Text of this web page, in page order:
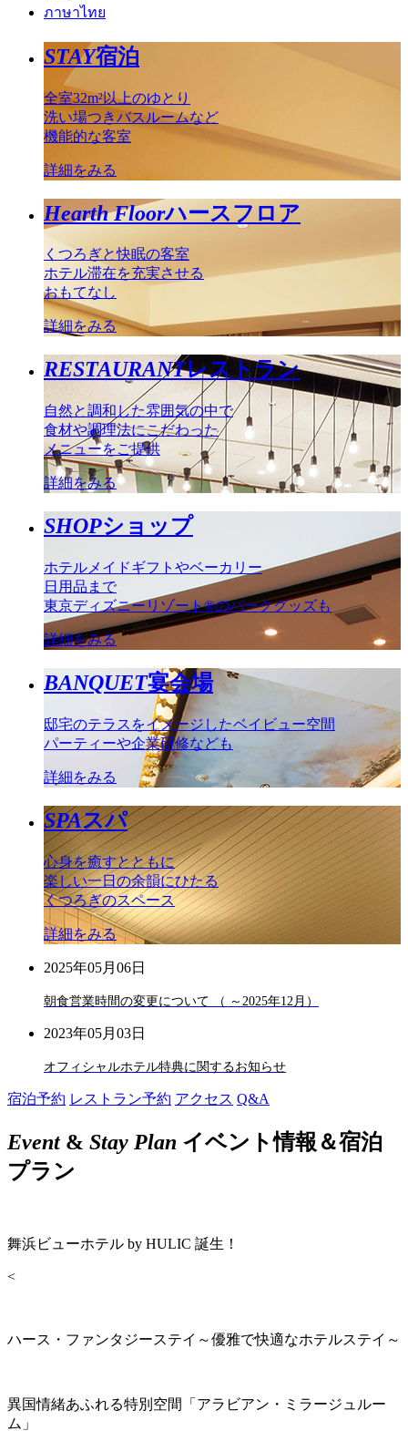
ภาษาไทย
STAY宿泊
全室32m²以上のゆとり
洗い場つきバスルームなど
機能的な客室
詳細をみる
Hearth Floorハースフロア
くつろぎと快眠の客室
ホテル滞在を充実させる
おもてなし
詳細をみる
RESTAURANTレストラン
自然と調和した雰囲気の中で
食材や調理法にこだわった
メニューをご提供
詳細をみる
SHOPショップ
ホテルメイドギフトやベーカリー
日用品まで
東京ディズニーリゾート®のパークグッズも
詳細をみる
BANQUET宴会場
邸宅のテラスをイメージしたベイビュー空間
パーティーや企業研修なども
詳細をみる
SPAスパ
心身を癒すとともに
楽しい一日の余韻にひたる
くつろぎのスペース
詳細をみる
2025年05月06日
朝食営業時間の変更について （ ～2025年12月）
2023年05月03日
オフィシャルホテル特典に関するお知らせ
宿泊予約 レストラン予約 アクセス Q&A
Event& Stay Plan イベント情報＆宿泊
プラン
舞浜ビューホテル by HULIC 誕生！
<
ハース・ファンタジーステイ～優雅で快適なホテルステイ～
異国情緒あふれる特別空間「アラビアン・ミラージュルー
ム」